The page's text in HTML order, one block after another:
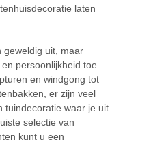
laten
geweldig uit, maar
persoonlijkheid toe
en windgong tot
er zijn veel
tuindecoratie waar je uit
selectie van
kunt u een